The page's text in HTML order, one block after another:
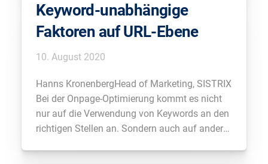
Keyword-unabhängige
Faktoren auf URL-Ebene
10. August 2020
Hanns KronenbergHead of Marketing, SISTRIX
Bei der Onpage-Optimierung kommt es nicht
nur auf die Verwendung von Keywords an den
richtigen Stellen an. Sondern auch auf andere